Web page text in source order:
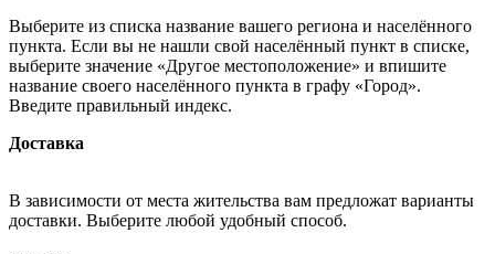
Выберите из списка название вашего региона и населённого
пункта. Если вы не нашли свой населённый пункт в списке,
выберите значение «Другое местоположение» и впишите
название своего населённого пункта в графу «Город».
Введите правильный индекс.
Доставка
В зависимости от места жительства вам предложат варианты
доставки. Выберите любой удобный способ.